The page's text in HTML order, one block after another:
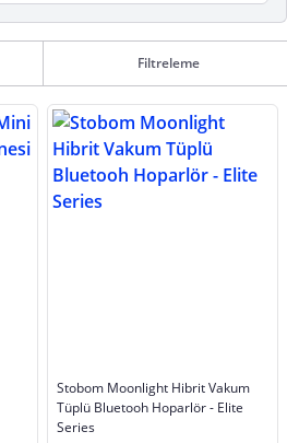
Filtreleme
Stobom Moonlight Hibrit Vakum
Tüplü Bluetooh Hoparlör - Elite
Series